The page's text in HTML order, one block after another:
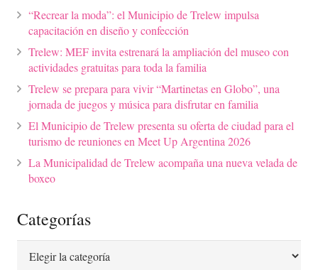
“Recrear la moda”: el Municipio de Trelew impulsa
capacitación en diseño y confección
Trelew: MEF invita estrenará la ampliación del museo con
actividades gratuitas para toda la familia
Trelew se prepara para vivir “Martinetas en Globo”, una
jornada de juegos y música para disfrutar en familia
El Municipio de Trelew presenta su oferta de ciudad para el
turismo de reuniones en Meet Up Argentina 2026
La Municipalidad de Trelew acompaña una nueva velada de
boxeo
Categorías